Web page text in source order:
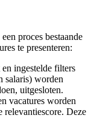
proces bestaande
te presenteren:
ingestelde filters
salaris) worden
uitgesloten.
vacatures worden
relevantiescore. Deze